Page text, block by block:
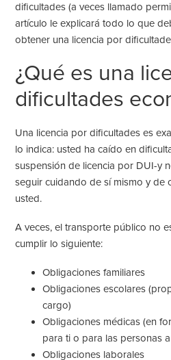
dificultades(a veces llamado
artículo le explicará todo lo que
obtener una licencia por
¿Qué es una
dificultades
Una licencia por dificultades es
lo indica: usted ha caído en
suspensión de licencia por DUI-y
seguir cuidando de sí mismo y de
usted.
A veces, el transporte público no
cumplir lo siguiente:
Obligaciones familiares
Obligaciones escolares
cargo)
Obligaciones médicas (en
para ti o para las personas
Obligaciones laborales